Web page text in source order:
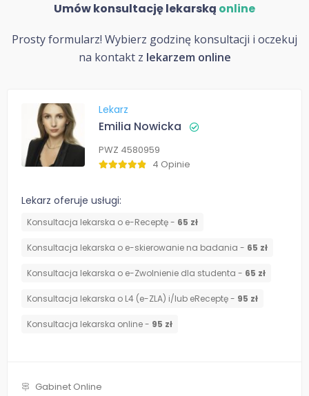
Umów konsultację lekarską online
Prosty formularz! Wybierz godzinę konsultacji i oczekuj
na kontakt z lekarzem online
Lekarz
Emilia Nowicka
PWZ 4580959
4 Opinie
Lekarz oferuje usługi:
Konsultacja lekarska o e-Receptę - 65 zł
Konsultacja lekarska o e-skierowanie na badania - 65 zł
Konsultacja lekarska o e-Zwolnienie dla studenta - 65 zł
Konsultacja lekarska o L4 (e-ZLA) i/lub eReceptę - 95 zł
Konsultacja lekarska online - 95 zł
Gabinet Online